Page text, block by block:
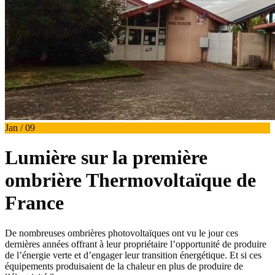
Jan / 09
Lumière sur la première
ombrière Thermovoltaïque de
France
De nombreuses ombrières photovoltaïques ont vu le jour ces
dernières années offrant à leur propriétaire l’opportunité de produire
de l’énergie verte et d’engager leur transition énergétique. Et si ces
équipements produisaient de la chaleur en plus de produire de